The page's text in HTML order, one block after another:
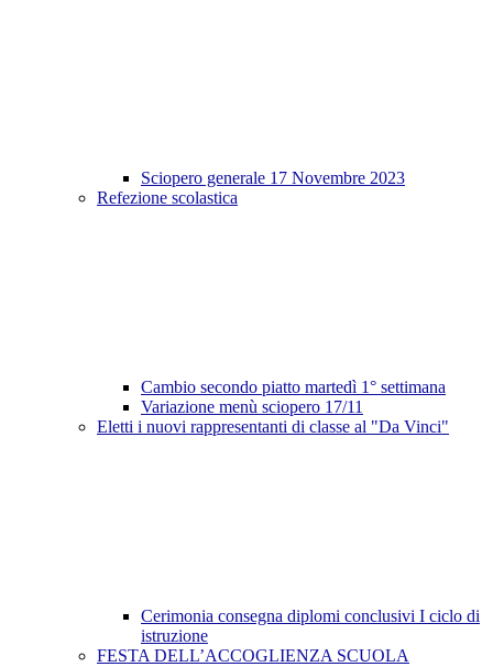
Sciopero generale 17 Novembre 2023
Refezione scolastica
Cambio secondo piatto martedì 1° settimana
Variazione menù sciopero 17/11
Eletti i nuovi rappresentanti di classe al "Da Vinci"
Cerimonia consegna diplomi conclusivi I ciclo di
istruzione
FESTA DELL’ACCOGLIENZA SCUOLA